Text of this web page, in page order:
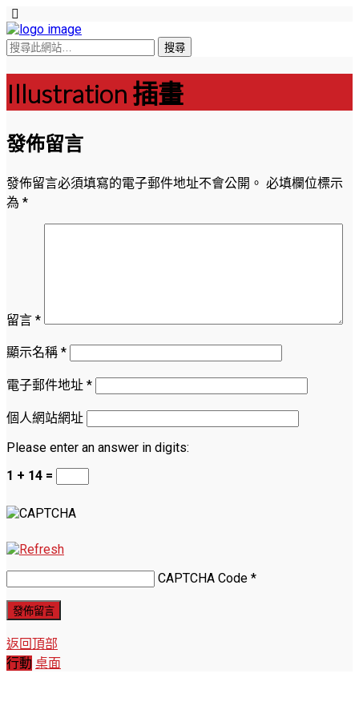
Illustration 插畫
發佈留言
發佈留言必須填寫的電子郵件地址不會公開。 必填欄位標示
為 *
留言 *
顯示名稱 *
電子郵件地址 *
個人網站網址
Please enter an answer in digits:
1 + 14 =
CAPTCHA Code *
返回頂部
行動 桌面